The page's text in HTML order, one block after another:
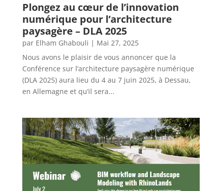
Plongez au cœur de l’innovation
numérique pour l’architecture
paysagère – DLA 2025
par Elham Ghabouli | Mai 27, 2025
Nous avons le plaisir de vous annoncer que la
Conférence sur l’architecture paysagère numérique
(DLA 2025) aura lieu du 4 au 7 juin 2025, à Dessau,
en Allemagne et qu’il sera...